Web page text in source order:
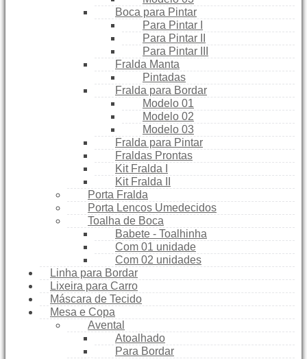
Boca para Pintar
Para Pintar I
Para Pintar II
Para Pintar III
Fralda Manta
Pintadas
Fralda para Bordar
Modelo 01
Modelo 02
Modelo 03
Fralda para Pintar
Fraldas Prontas
Kit Fralda I
Kit Fralda II
Porta Fralda
Porta Lencos Umedecidos
Toalha de Boca
Babete - Toalhinha
Com 01 unidade
Com 02 unidades
Linha para Bordar
Lixeira para Carro
Máscara de Tecido
Mesa e Copa
Avental
Atoalhado
Para Bordar